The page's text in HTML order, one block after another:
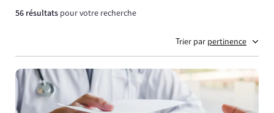
56 résultats pour votre recherche
Trier par pertinence